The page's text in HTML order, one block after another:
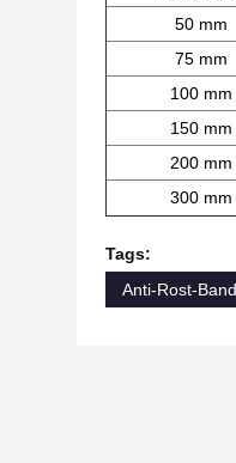
50 mm
75 mm
100 mm
150 mm
200 mm
300 mm
Tags:
Anti-Rost-Band